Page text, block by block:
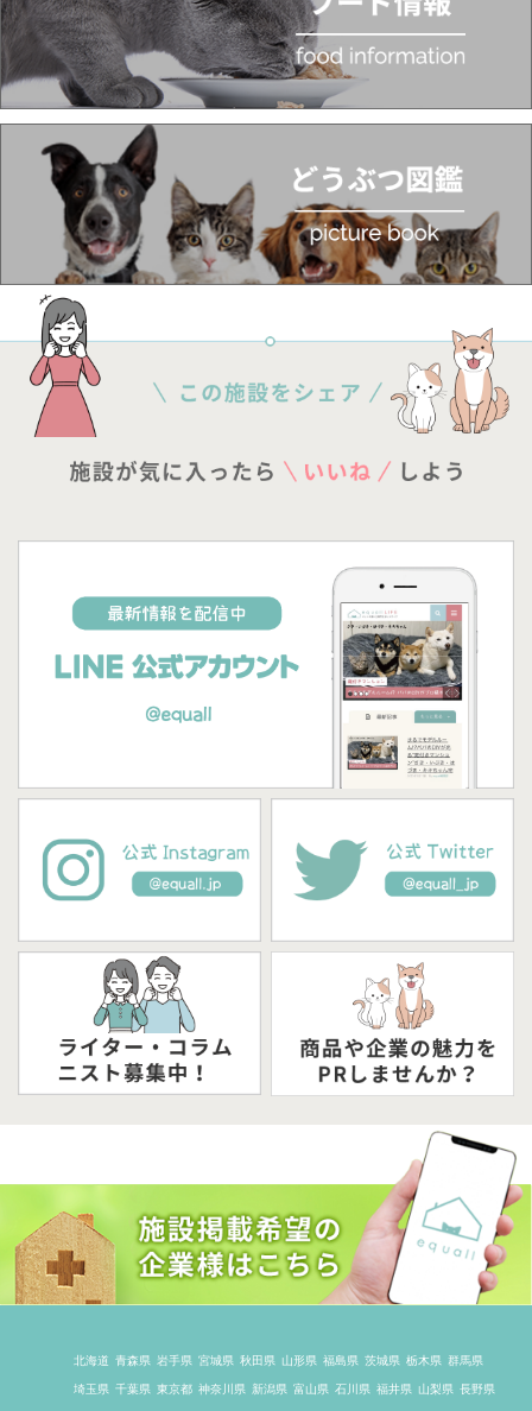
北海道 青森県 岩手県 宮城県 秋田県 山形県 福島県 茨城県 栃木県 群馬県
埼玉県 千葉県 東京都 神奈川県 新潟県 富山県 石川県 福井県 山梨県 長野県